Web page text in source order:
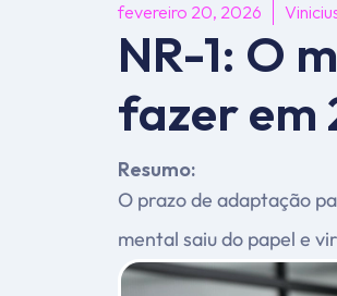
fevereiro 20, 2026
NR-1: O
fazer em
Resumo:
O prazo de adaptação
mental saiu do papel e